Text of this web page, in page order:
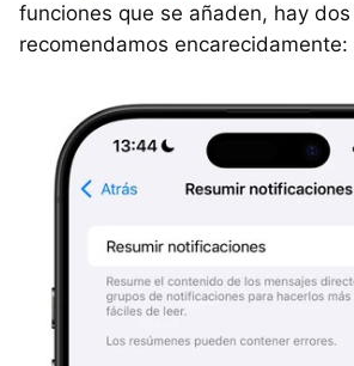
funciones que se añaden, hay dos
recomendamos encarecidamente: